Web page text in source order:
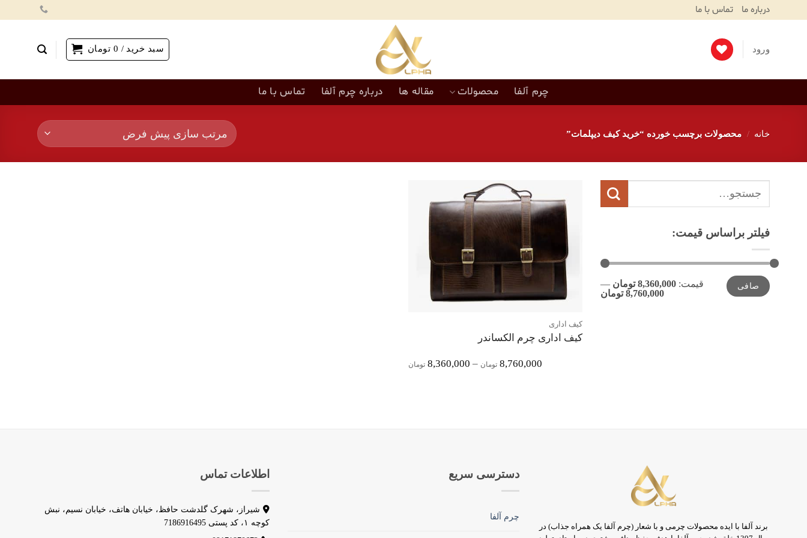
درباره ما تماس با ما
ورود سبد خرید / 0 تومان
چرم آلفا محصولات مقاله ها درباره چرم آلفا تماس با ما
خانه / محصولات برچسب خورده “خرید کیف دیپلمات”
برای:
فیلتر براساس قیمت:
حداقل
قیمت
حداكثر
قيمتصافی قيمت:8,360,000 تومان
—
8,760,000 تومان
افزودن
به
مندی‌ها
کیف اداری
کیف اداری چرم الکساندر
8,760,000 تومان –
8,360,000 تومانPrice
برند آلفا با ایده محصولات چرمی و با شعار (چرم آلفا یک همراه جذاب) در
دسترسی سریع
چرم آلفا
اطلاعات تماس
شیراز، شهرک گلدشت حافظ، خیابان هاتف، خیابان نسیم، نبش
کوچه ۱، کد پستی 7186916495